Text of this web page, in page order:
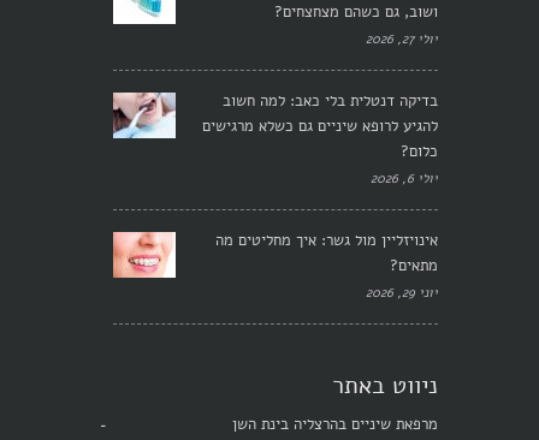
ושוב, גם כשהם מצחצחים?
יולי 27, 2026
בדיקה דנטלית בלי כאב: למה חשוב
להגיע לרופא שיניים גם כשלא מרגישים
כלום?
יולי 6, 2026
אינויזליין מול גשר: איך מחליטים מה
מתאים?
יוני 29, 2026
ניווט באתר
מרפאת שיניים בהרצליה בינת השן